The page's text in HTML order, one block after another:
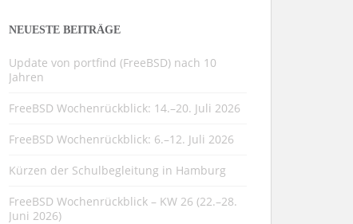
NEUESTE BEITRÄGE
Update von portfind (FreeBSD) nach 10
Jahren
FreeBSD Wochenrückblick: 14.–20. Juli 2026
FreeBSD Wochenrückblick: 6.–12. Juli 2026
Kürzen der Schulbegleitung in Hamburg
FreeBSD Wochenrückblick – KW 26 (22.–28.
Juni 2026)